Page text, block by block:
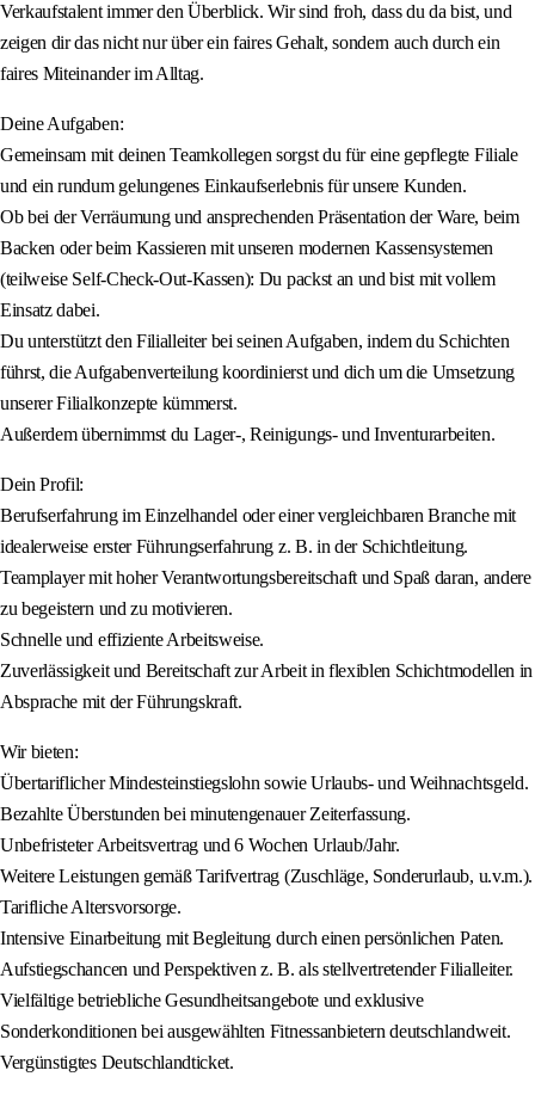
Verkaufstalent immer den Überblick. Wir sind froh, dass du da bist, und
zeigen dir das nicht nur über ein faires Gehalt, sondern auch durch ein
faires Miteinander im Alltag.
Deine Aufgaben:
Gemeinsam mit deinen Teamkollegen sorgst du für eine gepflegte Filiale
und ein rundum gelungenes Einkaufserlebnis für unsere Kunden.
Ob bei der Verräumung und ansprechenden Präsentation der Ware, beim
Backen oder beim Kassieren mit unseren modernen Kassensystemen
(teilweise Self-Check-Out-Kassen): Du packst an und bist mit vollem
Einsatz dabei.
Du unterstützt den Filialleiter bei seinen Aufgaben, indem du Schichten
führst, die Aufgabenverteilung koordinierst und dich um die Umsetzung
unserer Filialkonzepte kümmerst.
Außerdem übernimmst du Lager-, Reinigungs- und Inventurarbeiten.
Dein Profil:
Berufserfahrung im Einzelhandel oder einer vergleichbaren Branche mit
idealerweise erster Führungserfahrung z. B. in der Schichtleitung.
Teamplayer mit hoher Verantwortungsbereitschaft und Spaß daran, andere
zu begeistern und zu motivieren.
Schnelle und effiziente Arbeitsweise.
Zuverlässigkeit und Bereitschaft zur Arbeit in flexiblen Schichtmodellen in
Absprache mit der Führungskraft.
Wir bieten:
Übertariflicher Mindesteinstiegslohn sowie Urlaubs- und Weihnachtsgeld.
Bezahlte Überstunden bei minutengenauer Zeiterfassung.
Unbefristeter Arbeitsvertrag und 6 Wochen Urlaub/Jahr.
Weitere Leistungen gemäß Tarifvertrag (Zuschläge, Sonderurlaub, u.v.m.).
Tarifliche Altersvorsorge.
Intensive Einarbeitung mit Begleitung durch einen persönlichen Paten.
Aufstiegschancen und Perspektiven z. B. als stellvertretender Filialleiter.
Vielfältige betriebliche Gesundheitsangebote und exklusive
Sonderkonditionen bei ausgewählten Fitnessanbietern deutschlandweit.
Vergünstigtes Deutschlandticket.